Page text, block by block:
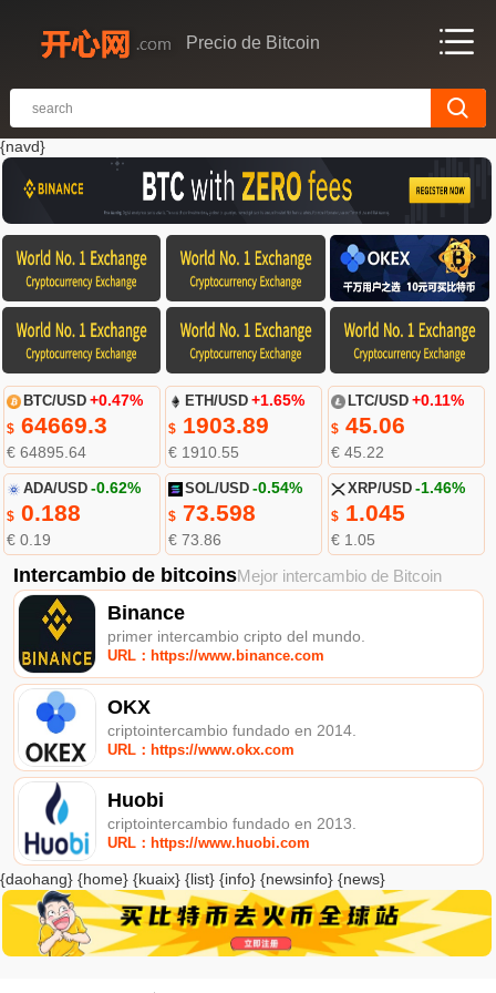
Precio de Bitcoin
{navd}
BTC/USD +0.47%
$64669.3
€ 64895.64
ETH/USD +1.65%
$ 1903.89
€ 1910.55
LTC/USD +0.11%
$45.06
€ 45.22
ADA/USD -0.62%
$0.188
€ 0.19
SOL/USD -0.54%
$ 73.598
€ 73.86
XRP/USD -1.46%
$1.045
€ 1.05
Intercambio de bitcoinsMejor intercambio de Bitcoin
Binance
primer intercambio cripto del mundo.
URL：https://www.binance.com
OKX
criptointercambio fundado en 2014.
URL：https://www.okx.com
Huobi
criptointercambio fundado en 2013.
URL：https://www.huobi.com
{daohang} {home} {kuaix} {list} {info} {newsinfo} {news}